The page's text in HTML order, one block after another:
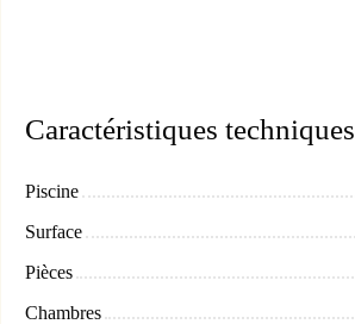
Caractéristiques techniques
Piscine
Surface
Pièces
Chambres